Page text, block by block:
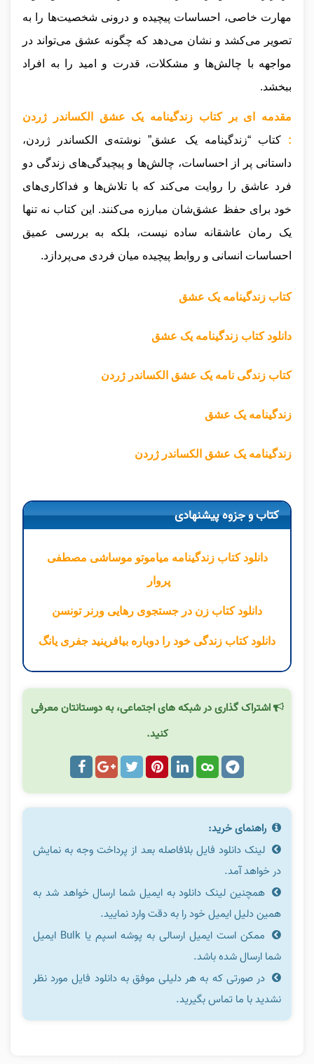
مهارت خاصی، احساسات پیچیده و درونی شخصیت‌ها را به
تصویر می‌کشد و نشان می‌دهد که چگونه عشق می‌تواند در
مواجهه با چالش‌ها و مشکلات، قدرت و امید را به افراد
ببخشد.
مقدمه ای بر کتاب زندگینامه یک عشق الکساندر ژردن
: کتاب “زندگینامه یک عشق” نوشته‌ی الکساندر ژردن،
داستانی پر از احساسات، چالش‌ها و پیچیدگی‌های زندگی دو
فرد عاشق را روایت می‌کند که با تلاش‌ها و فداکاری‌های
خود برای حفظ عشق‌شان مبارزه می‌کنند. این کتاب نه تنها
یک رمان عاشقانه ساده نیست، بلکه به بررسی عمیق
احساسات انسانی و روابط پیچیده میان فردی می‌پردازد.
کتاب زندگینامه یک عشق
دانلود کتاب زندگینامه یک عشق
کتاب زندگی نامه یک عشق الکساندر ژردن
زندگینامه یک عشق
زندگینامه یک عشق الکساندر ژردن
کتاب و جزوه پیشنهادی
دانلود کتاب زندگینامه میاموتو موساشی مصطفی
پروار
دانلود کتاب زن در جستجوی رهایی ورنر تونسن
دانلود کتاب زندگی خود را دوباره بیافرینید جفری یانگ
اشتراک گذاری در شبکه های اجتماعی، به دوستانتان معرفی
کنید.
راهنمای خرید:
لینک دانلود فایل بلافاصله بعد از پرداخت وجه به نمایش
در خواهد آمد.
همچنین لینک دانلود به ایمیل شما ارسال خواهد شد به
همین دلیل ایمیل خود را به دقت وارد نمایید.
ممکن است ایمیل ارسالی به پوشه اسپم یا Bulk ایمیل
شما ارسال شده باشد.
در صورتی که به هر دلیلی موفق به دانلود فایل مورد نظر
نشدید با ما تماس بگیرید.